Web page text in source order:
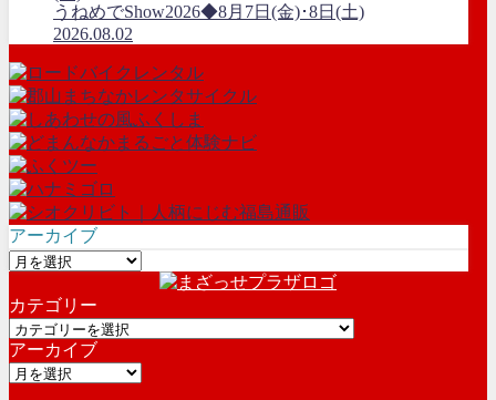
うねめでShow2026◆8月7日(金)･8日(土)
2026.08.02
アーカイブ
ア
カ
イ
ブ
カテゴリー
カ
テ
ゴ
アーカイブ
ア